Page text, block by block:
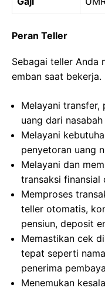
Peran Teller
Sebagai teller Anda
emban saat
Melayani transfer,
uang dari nasabah
Melayani
penyetoran uang
Melayani dan
transaksi finansial
Memproses
teller otomatis,
pensiun, deposit
Memastikan cek
tepat seperti
penerima
Menemukan